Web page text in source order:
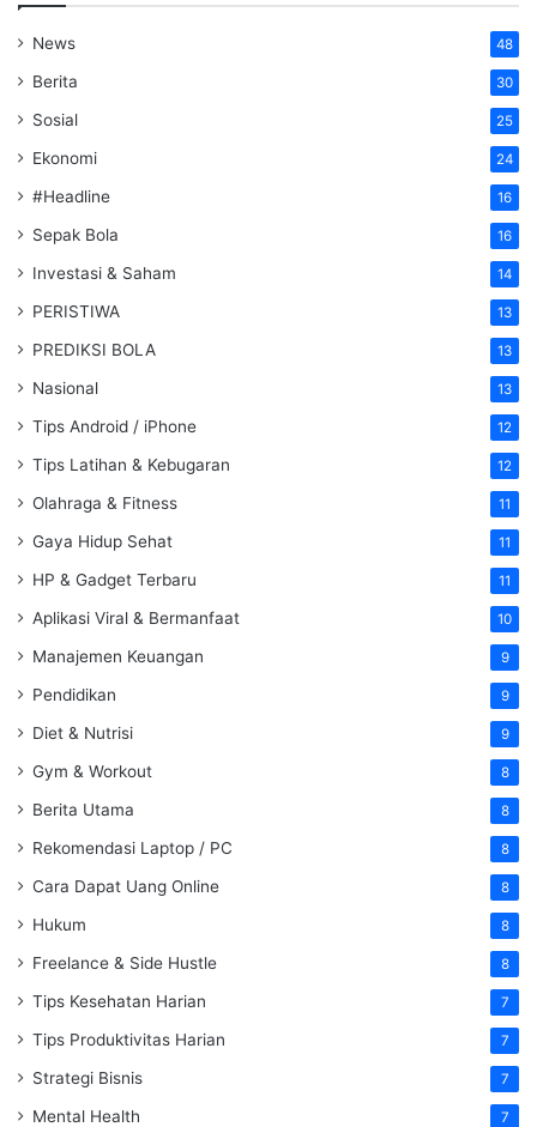
News 48
Berita 30
Sosial 25
Ekonomi 24
#Headline 16
Sepak Bola 16
Investasi & Saham 14
PERISTIWA 13
PREDIKSI BOLA 13
Nasional 13
Tips Android / iPhone 12
Tips Latihan & Kebugaran 12
Olahraga & Fitness 11
Gaya Hidup Sehat 11
HP & Gadget Terbaru 11
Aplikasi Viral & Bermanfaat 10
Manajemen Keuangan 9
Pendidikan 9
Diet & Nutrisi 9
Gym & Workout 8
Berita Utama 8
Rekomendasi Laptop / PC 8
Cara Dapat Uang Online 8
Hukum 8
Freelance & Side Hustle 8
Tips Kesehatan Harian 7
Tips Produktivitas Harian 7
Strategi Bisnis 7
Mental Health 7